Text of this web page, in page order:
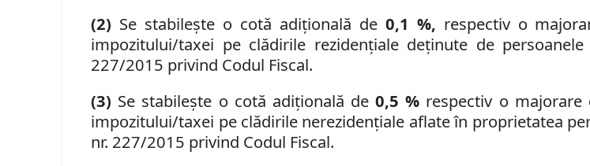
(2) Se stabileşte o cotă adiţională de 0,1 %, respectiv o
impozitului/taxei pe clădirile rezidenţiale deţinute de
227/2015 privind Codul Fiscal.
(3) Se stabileşte o cotă adiţională de0,5 % respectiv o majorare
impozitului/taxei pe clădirile nerezidenţiale aflate în proprietatea
nr. 227/2015 privind Codul Fiscal.